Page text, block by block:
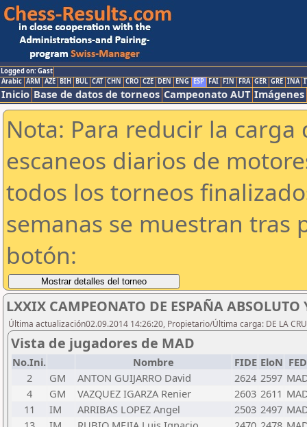
Logged on: Gast
Arabic ARM AZE BIH BUL CAT CHN CRO CZE DEN ENG ESP FAI FIN FRA GER GRE INA
Inicio Base de datos de torneos Campeonato AUT Imágenes
Nota: Para reducir la
escaneos diarios de
todos los torneos
semanas se muestran tras
botón:
LXXIX CAMPEONATO DE ESPAÑA
Última actualización02.09.2014 14:26:20, Propietario/Última carga: DE LA
Vista de jugadores de MAD
No.Ini. Nombre FIDE EloN FED
2
GM ANTON GUIJARRO David 2624 2597
4
GM VAZQUEZ IGARZA Renier 2603 2611
11
IM ARRIBAS LOPEZ Angel 2503 2497